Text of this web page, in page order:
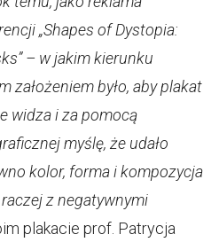
„Shapes of Dystopia:
– w jakim kierunku
założeniem było, aby plakat
widza i za pomocą
myślę, że udało
kolor, forma i kompozycja
z negatywnymi
plakacie prof. Patrycja